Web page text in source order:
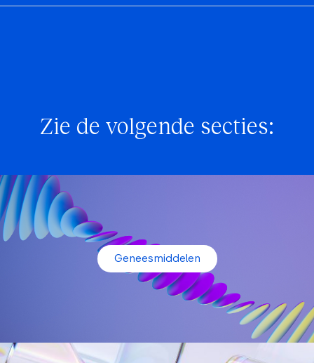
Zie de volgende secties:
Geneesmiddelen